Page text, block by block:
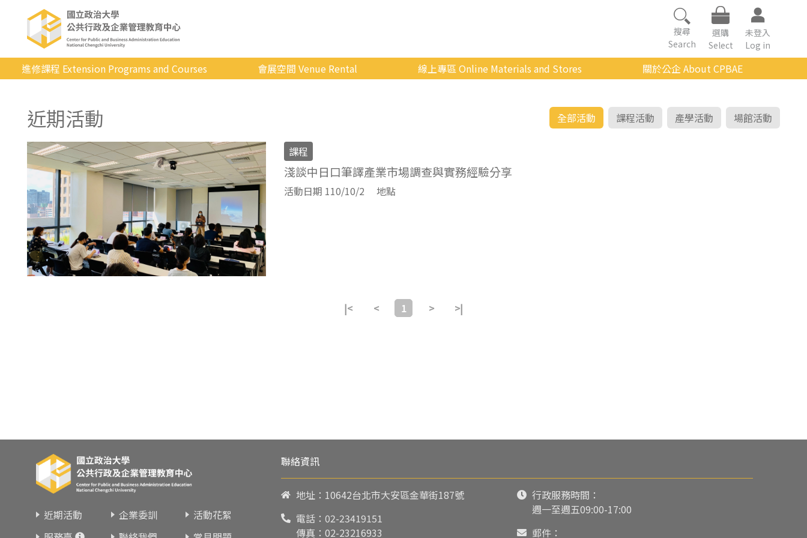
搜尋
Search
選購
Select
未登入
Log in
進修課程 Extension Programs and Courses
專業/學分
證照/考試
商管/永續
科技/生活
健康運動
英語
日韓語
會展空間 Venue Rental
申請流程
使用辦法
會展快訊
線上專區 Online Materials and Stores
關於公企 About CPBAE
公企中心介紹
近期活動 全部活動 課程活動 產學活動 場館活動
課程
淺談中日口筆譯產業市場調查與實務經驗分享
活動日期 110/10/2 地點
|< < 1 > >|
近期活動 企業委訓
活動花絮
聯絡資訊
地址：10642台北市大安區金華街187號
電話： 02-23419151
傳真：02-23216933
行政服務時間：
週一至週五09:00-17:00
郵件：